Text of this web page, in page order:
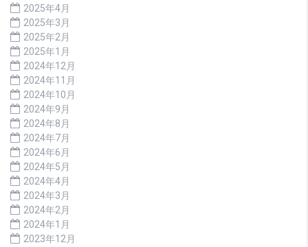
2025年4月
2025年3月
2025年2月
2025年1月
2024年12月
2024年11月
2024年10月
2024年9月
2024年8月
2024年7月
2024年6月
2024年5月
2024年4月
2024年3月
2024年2月
2024年1月
2023年12月